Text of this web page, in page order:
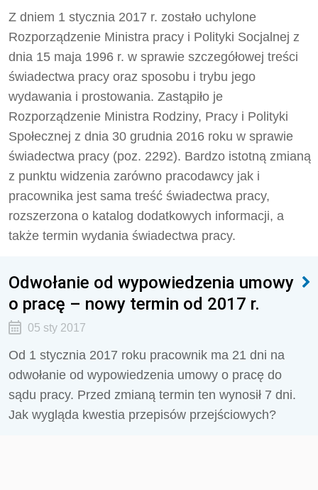
Z dniem 1 stycznia 2017 r. zostało uchylone
Rozporządzenie Ministra pracy i Polityki Socjalnej z
dnia 15 maja 1996 r. w sprawie szczegółowej treści
świadectwa pracy oraz sposobu i trybu jego
wydawania i prostowania. Zastąpiło je
Rozporządzenie Ministra Rodziny, Pracy i Polityki
Społecznej z dnia 30 grudnia 2016 roku w sprawie
świadectwa pracy (poz. 2292). Bardzo istotną zmianą
z punktu widzenia zarówno pracodawcy jak i
pracownika jest sama treść świadectwa pracy,
rozszerzona o katalog dodatkowych informacji, a
także termin wydania świadectwa pracy.
Odwołanie od wypowiedzenia umowy
o pracę – nowy termin od 2017 r.
05 sty 2017
Od 1 stycznia 2017 roku pracownik ma 21 dni na
odwołanie od wypowiedzenia umowy o pracę do
sądu pracy. Przed zmianą termin ten wynosił 7 dni.
Jak wygląda kwestia przepisów przejściowych?